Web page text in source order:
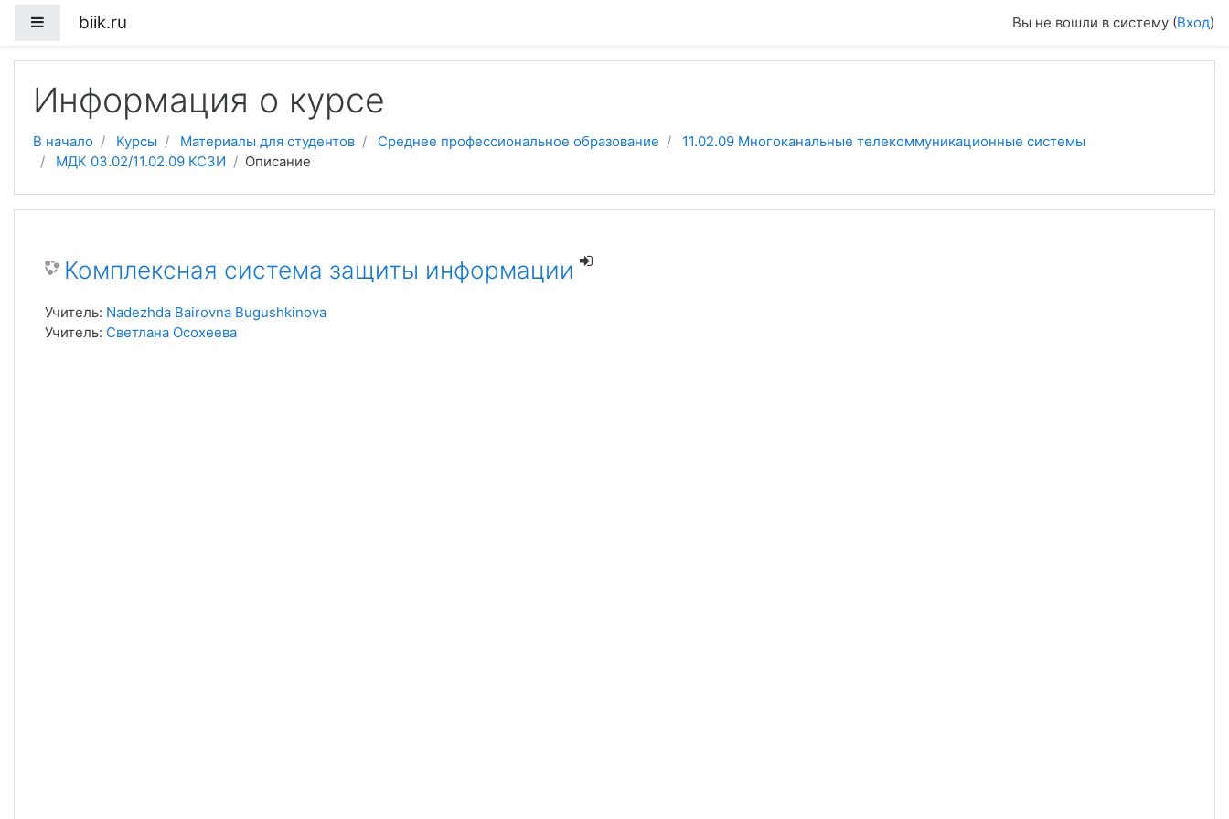
Боковая панель
biik.ru Вы не вошли в систему (Вход)
Информация о курсе
В начало Курсы Материалы для студентов Среднее профессиональное образование
11.02.09 Многоканальные телекоммуникационные системы
МДК 03.02/11.02.09 КСЗИ
Описание
Комплексная система защиты информации
Учитель: Nadezhda Bairovna Bugushkinova
Учитель: Светлана Осохеева